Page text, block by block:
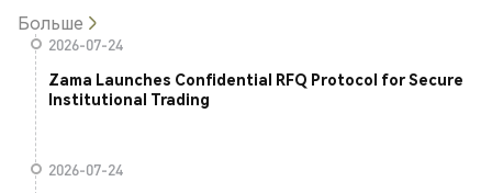
Больше
2026-07-24
Zama Launches Confidential RFQ Protocol for Secure
Institutional Trading
2026-07-24